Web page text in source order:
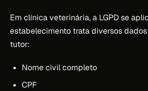
Em clínica veterinária, a LGPD se
estabelecimento trata diversos
tutor:
Nome civil completo
CPF